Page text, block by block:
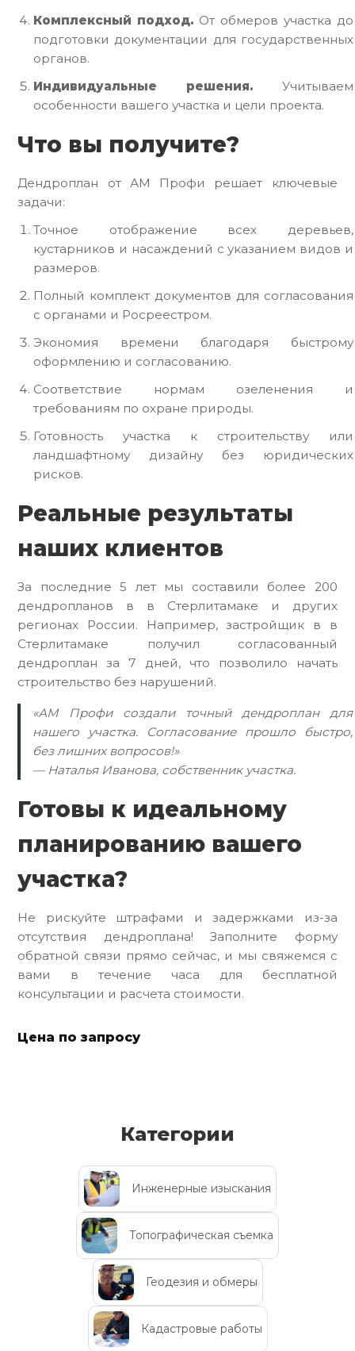
Комплексный подход. От обмеров участка до
подготовки документации для государственных
органов.
Индивидуальные решения. Учитываем
особенности вашего участка и цели проекта.
Что вы получите?
Дендроплан от АМ Профи решает ключевые
задачи:
Точное отображение всех деревьев,
кустарников и насаждений с указанием видов и
размеров.
Полный комплект документов для согласования
с органами и Росреестром.
Экономия времени благодаря быстрому
оформлению и согласованию.
Соответствие нормам озеленения и
требованиям по охране природы.
Готовность участка к строительству или
ландшафтному дизайну без юридических
рисков.
Реальные результаты
наших клиентов
За последние 5 лет мы составили более 200
дендропланов в в Стерлитамаке и других
регионах России. Например, застройщик в в
Стерлитамаке получил согласованный
дендроплан за 7 дней, что позволило начать
строительство без нарушений.
«АМ Профи создали точный дендроплан для
нашего участка. Согласование прошло быстро,
без лишних вопросов!»
— Наталья Иванова, собственник участка.
Готовы к идеальному
планированию вашего
участка?
Не рискуйте штрафами и задержками из-за
отсутствия дендроплана! Заполните форму
обратной связи прямо сейчас, и мы свяжемся с
вами в течение часа для бесплатной
консультации и расчета стоимости.
Цена по запросу
Категории
Инженерные изыскания
Топографическая съемка
Геодезия и обмеры
Кадастровые работы